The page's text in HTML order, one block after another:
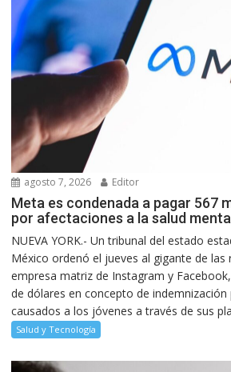
agosto 7, 2026 Editor
Meta es condenada a pagar 567
por afectaciones a la salud
NUEVA YORK.- Un tribunal del estado
México ordenó el jueves al gigante de las
empresa matriz de Instagram y
de dólares en concepto de
causados a los jóvenes a través de sus
Salud y Tecnología